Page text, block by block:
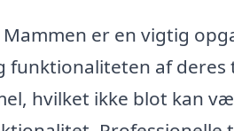
er en vigtig
funktionaliteten af
hvilket ikke blot kan